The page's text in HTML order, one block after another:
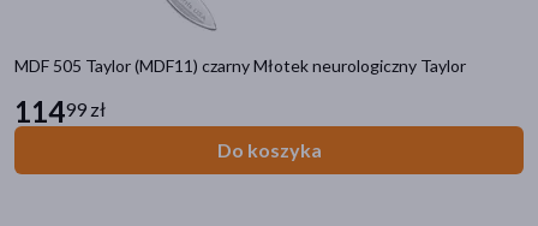
MDF 505 Taylor (MDF11) czarny Młotek neurologiczny Taylor
11499 zł
Do koszyka